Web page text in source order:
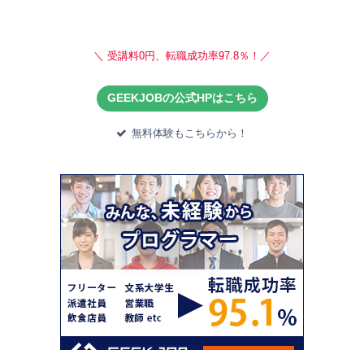
＼ 受講料0円、転職成功率97.8％！／
GEEKJOBの公式HPはこちら
無料体験もこちらから！